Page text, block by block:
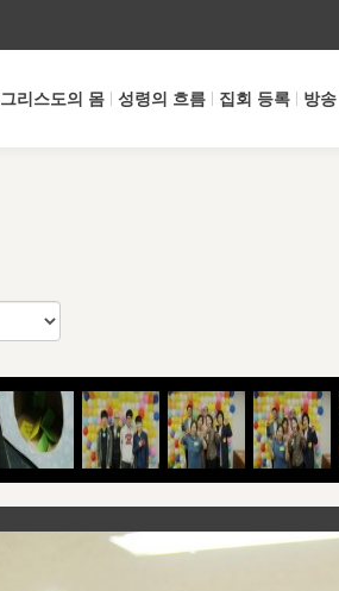
그리스도의 몸 성령의 흐름 집회 등록 방송